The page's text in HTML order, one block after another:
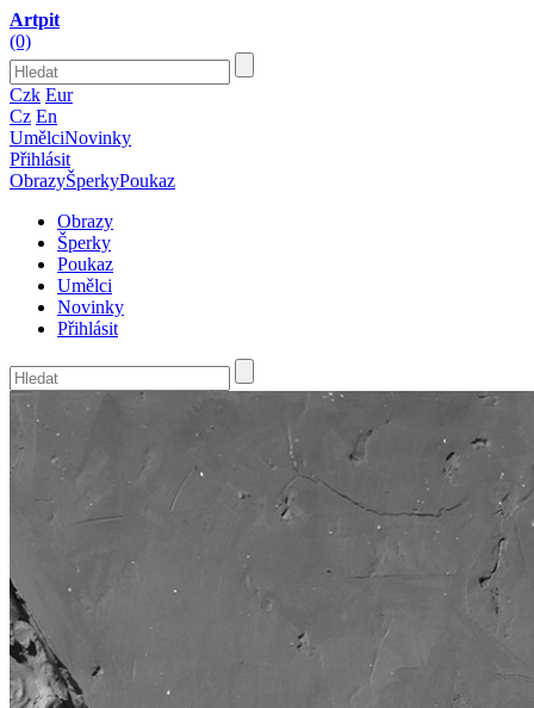
Artpit
(0)
Czk Eur
Cz En
UmělciNovinky
Přihlásit
ObrazyŠperkyPoukaz
Obrazy
Šperky
Poukaz
Umělci
Novinky
Přihlásit